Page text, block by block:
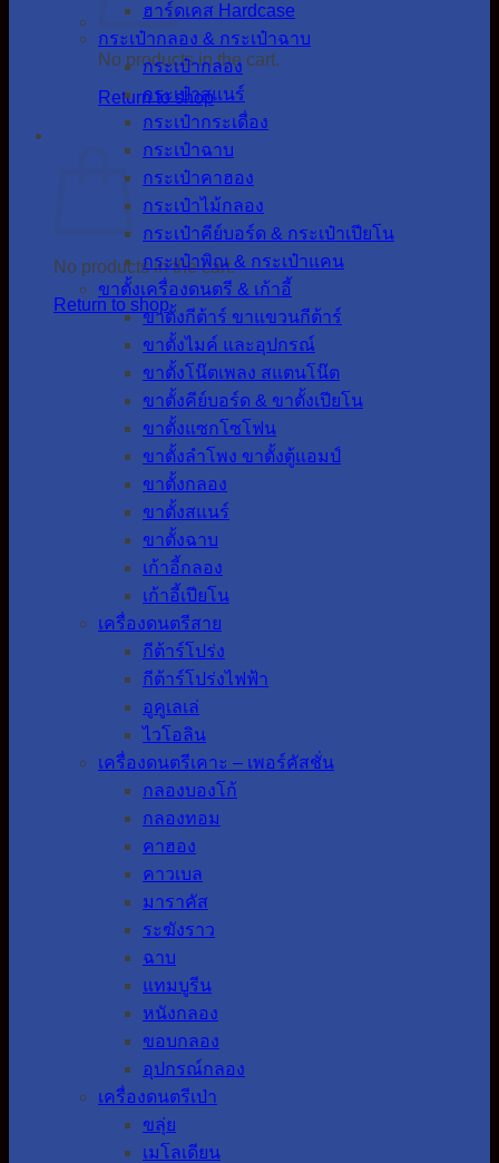
No products in the cart.
Return to shop
No products in the cart.
Return to shop
ฮาร์ดเคส Hardcase
กระเป๋ากลอง & กระเป๋าฉาบ
กระเป๋ากลอง
กระเป๋าสแนร์
กระเป๋ากระเดื่อง
กระเป๋าฉาบ
กระเป๋าคาฮอง
กระเป๋าไม้กลอง
กระเป๋าคีย์บอร์ด & กระเป๋าเปียโน
กระเป๋าพิณ & กระเป๋าแคน
ขาตั้งเครื่องดนตรี & เก้าอี้
ขาตั้งกีต้าร์ ขาแขวนกีต้าร์
ขาตั้งไมค์ และอุปกรณ์
ขาตั้งโน๊ตเพลง สแตนโน๊ต
ขาตั้งคีย์บอร์ด & ขาตั้งเปียโน
ขาตั้งแซกโซโฟน
ขาตั้งลำโพง ขาตั้งตู้แอมป์
ขาตั้งกลอง
ขาตั้งสแนร์
ขาตั้งฉาบ
เก้าอี้กลอง
เก้าอี้เปียโน
เครื่องดนตรีสาย
กีต้าร์โปร่ง
กีต้าร์โปร่งไฟฟ้า
อูคูเลเล่
ไวโอลิน
เครื่องดนตรีเคาะ – เพอร์คัสชั่น
กลองบองโก้
กลองทอม
คาฮอง
คาวเบล
มาราคัส
ระฆังราว
ฉาบ
แทมบูรีน
หนังกลอง
ขอบกลอง
อุปกรณ์กลอง
เครื่องดนตรีเป่า
ขลุ่ย
เมโลเดียน